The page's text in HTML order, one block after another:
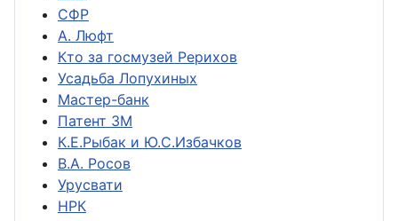
СФР
А. Люфт
Кто за госмузей Рерихов
Усадьба Лопухиных
Мастер-банк
Патент ЗМ
К.Е.Рыбак и Ю.С.Избачков
В.А. Росов
Урусвати
НРК